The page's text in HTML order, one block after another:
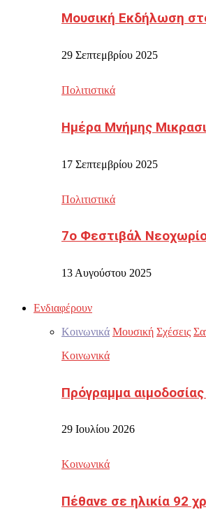
Μουσική Εκδήλωση
29 Σεπτεμβρίου 2025
Πολιτιστικά
Ημέρα Μνήμης
17 Σεπτεμβρίου 2025
Πολιτιστικά
7ο Φεστιβάλ
13 Αυγούστου 2025
Ενδιαφέρουν
Κοινωνικά Μουσική Σχέσεις
Κοινωνικά
Πρόγραμμα
29 Ιουλίου 2026
Κοινωνικά
Πέθανε σε ηλικία 92